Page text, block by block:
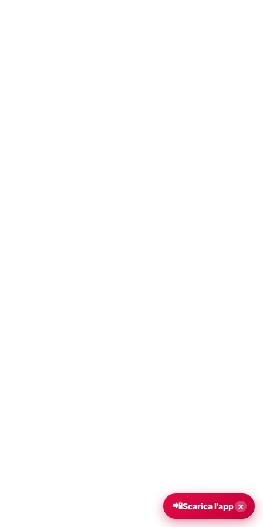
📲Scarica l'app ×